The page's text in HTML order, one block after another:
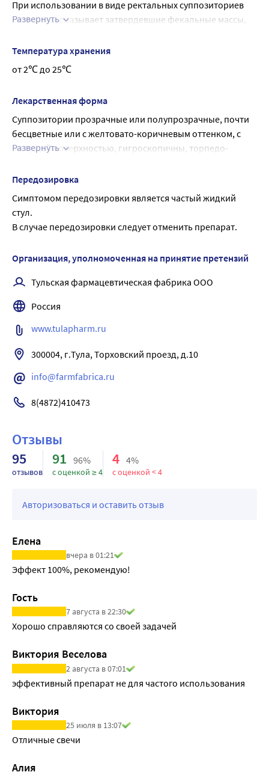
При использовании в виде ректальных суппозиториев
смягчает и смазывает затвердевшие фекальные массы,
раздражающее действие на слизистую оболочку
кишечника, рефлекторно стимулируя моторику
кишечника, инициируют процесс дефекации, облегчает
Развернуть
Температура хранения
от 2℃ до 25℃
Лекарственная форма
Суппозитории прозрачные или полупрозрачные, почти
бесцветные или с жел­товато-коричневым оттенком, с
мажущей поверхностью, гигроскопичны, торпедо­
Допускается помутнение суппозитория, незначительное
размягчение поверхностного слоя и подпотевание
контурной упаковки.
Суппозитории однородны на продольном срезе. На
срезе допускается наличие воздушного стержня.
Развернуть
Передозировка
Симптомом передозировки является частый жидкий
стул.
В случае передозировки следует отменить препарат.
Организация, уполномоченная на принятие претензий
Тульская фармацевтическая фабрика ООО
Россия
www.tulapharm.ru
300004, г.Тула, Торховский проезд, д.10
info@farmfabrica.ru
8(4872)410473
Отзывы
95
отзывов
91 96%
с оценкой ≥ 4
4 4%
с оценкой < 4
Авторизоваться и оставить отзыв
Елена
вчера в 01:21
Эффект 100%, рекомендую!
Гость
7 августа в 22:30
Хорошо справляются со своей задачей
Виктория Веселова
2 августа в 07:01
эффективный препарат не для частого использования
Виктория
25 июля в 13:07
Отличные свечи
Алия